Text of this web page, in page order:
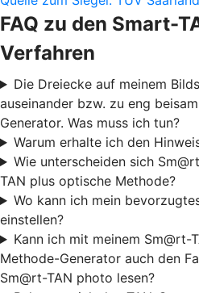
FAQ zu den Smart-
Verfahren
Die Dreiecke auf meinem
auseinander bzw. zu eng
Generator. Was muss ich tun?
Warum erhalte ich den
Wie unterscheiden sich
TAN plus optische Methode?
Wo kann ich mein
einstellen?
Kann ich mit meinem Sm@rt-
Methode-Generator auch den
Sm@rt-TAN photo lesen?